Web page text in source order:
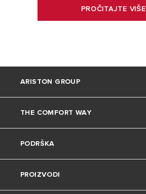
PROČITAJTE VIŠE
ARISTON GROUP
O nama
Grupa
Karijera
THE COMFORT WAY
Okoliš
Savjeti i trikovi
PODRŠKA
Kontakt
PROIZVODI